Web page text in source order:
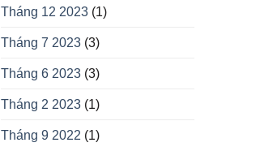
Tháng 12 2023 (1)
Tháng 7 2023 (3)
Tháng 6 2023 (3)
Tháng 2 2023 (1)
Tháng 9 2022 (1)